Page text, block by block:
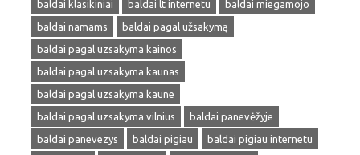
baldai klasikiniai baldai lt internetu
baldai miegamojo
baldai namams
baldai pagal užsakymą
baldai pagal uzsakyma kainos
baldai pagal uzsakyma kaunas
baldai pagal uzsakyma kaune
baldai pagal uzsakyma vilnius
baldai panevėžyje
baldai panevezys
baldai pigiau
baldai pigiau internetu